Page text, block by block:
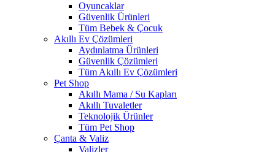
Oyuncaklar
Güvenlik Ürünleri
Tüm Bebek & Çocuk
Akıllı Ev Çözümleri
Aydınlatma Ürünleri
Güvenlik Çözümleri
Tüm Akıllı Ev Çözümleri
Pet Shop
Akıllı Mama / Su Kapları
Akıllı Tuvaletler
Teknolojik Ürünler
Tüm Pet Shop
Çanta & Valiz
Valizler